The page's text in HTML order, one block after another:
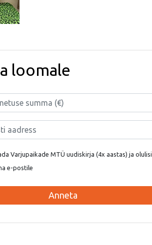
loomale
Varjupaikade MTÜ uudiskirja (4x aastas) ja olulisi
e-postile
Anneta